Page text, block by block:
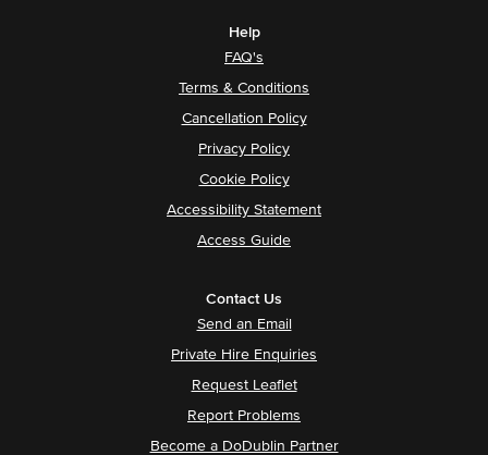
Help
FAQ's
Terms & Conditions
Cancellation Policy
Privacy Policy
Cookie Policy
Accessibility Statement
Access Guide
Contact Us
Send an Email
Private Hire Enquiries
Request Leaflet
Report Problems
Become a DoDublin Partner